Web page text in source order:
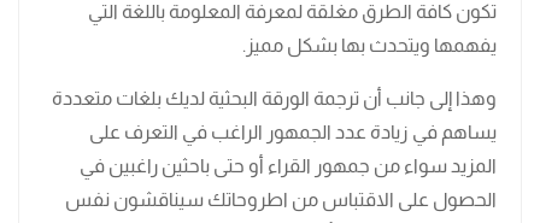
تكون كافة الطرق مغلقة لمعرفة المعلومة باللغة التي
يفهمها ويتحدث بها بشكل مميز.
وهذا إلى جانب أن ترجمة الورقة البحثية لديك بلغات متعددة
يساهم في زيادة عدد الجمهور الراغب في التعرف على
المزيد سواء من جمهور القراء أو حتى باحثين راغبين في
الحصول على الاقتباس من اطروحاتك سيناقشون نفس